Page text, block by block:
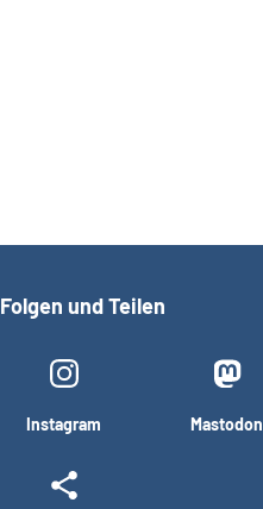
Folgen und Teilen
Instagram Mastodon